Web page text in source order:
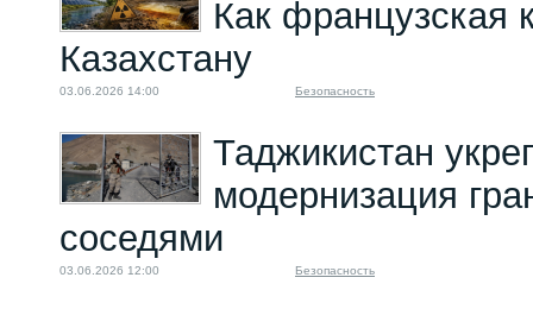
Как французская
Казахстану
03.06.2026 14:00 Безопасность
Таджикистан
модернизация
соседями
03.06.2026 12:00 Безопасность